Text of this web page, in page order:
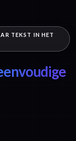
TEKST IN HET